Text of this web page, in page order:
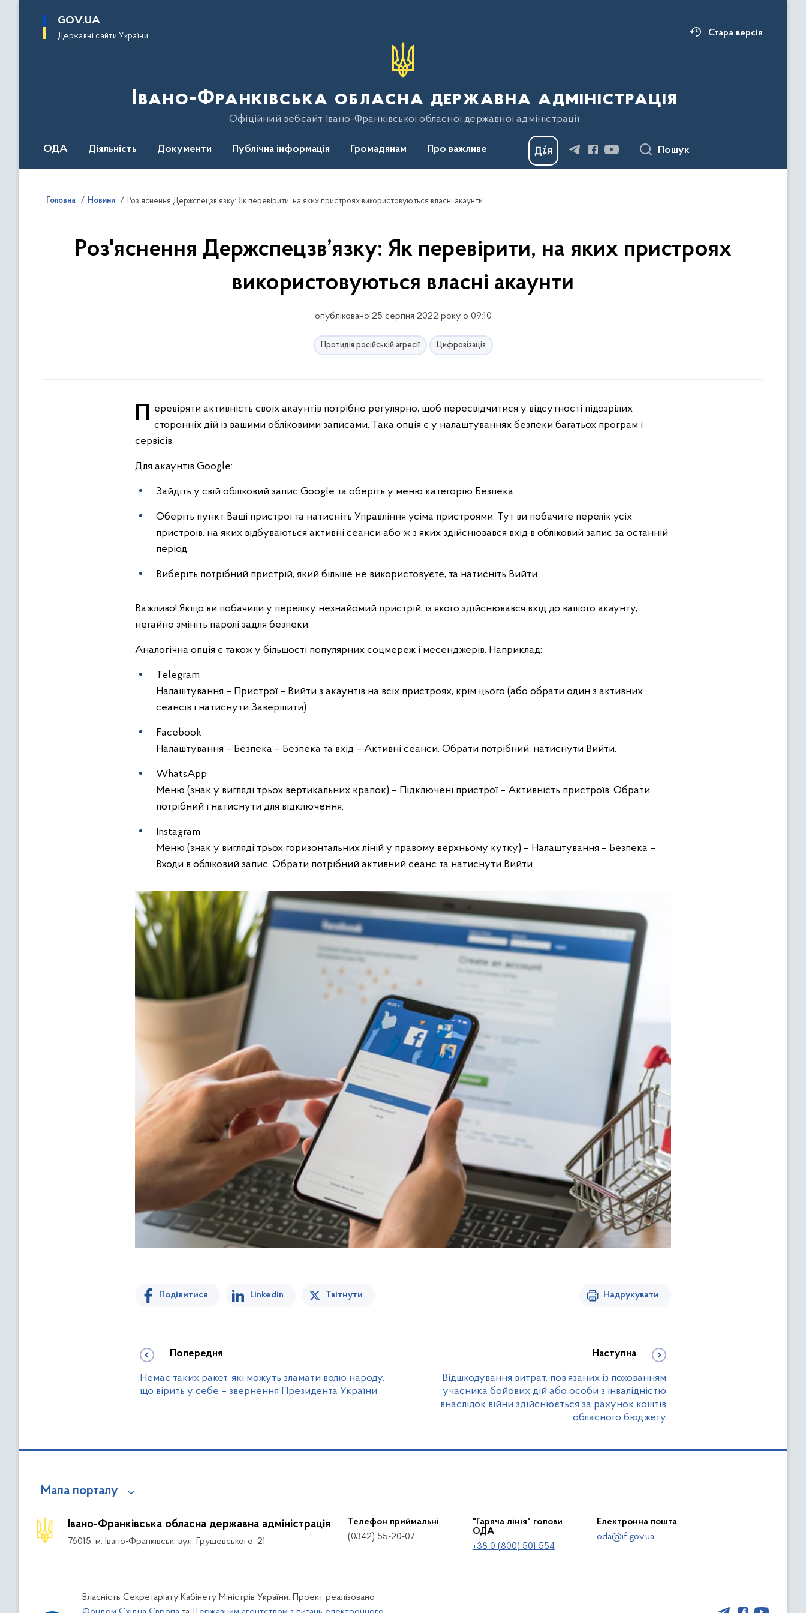
основного
GOV.UA
Державні сайти України Стара версія
Івано-Франківська обласна державна адміністрація
Офіційний вебсайт Івано-Франківської обласної державної адміністрації
ОДА Діяльність Документи Публічна інформація Громадянам Про важливе Пошук
Головна Новини Роз'яснення Держспецзв’язку: Як перевірити, на яких пристроях використовуються власні акаунти
Роз'яснення Держспецзв’язку: Як перевірити, на яких пристроях
використовуються власні акаунти
опубліковано 25 серпня 2022 року о 09:10
Протидія російській агресії Цифровізація
Перевіряти активність своїх акаунтів потрібно регулярно, щоб пересвідчитися у відсутності підозрілих сторонніх дій із вашими обліковими записами. Така опція є у налаштуваннях безпеки багатьох програм і
сервісів.
Для акаунтів Google:
Зайдіть у свій обліковий запис Google та оберіть у меню категорію Безпека.
Оберіть пункт Ваші пристрої та натисніть Управління усіма пристроями. Тут ви побачите перелік усіх
пристроїв, на яких відбуваються активні сеанси або ж з яких здійснювався вхід в обліковий запис за останній
період.
Виберіть потрібний пристрій, який більше не використовуєте, та натисніть Вийти.
Важливо! Якщо ви побачили у переліку незнайомий пристрій, із якого здійснювався вхід до вашого акаунту,
негайно змініть паролі задля безпеки.
Аналогічна опція є також у більшості популярних соцмереж і месенджерів. Наприклад:
Telegram
Налаштування – Пристрої – Вийти з акаунтів на всіх пристроях, крім цього (або обрати один з активних
сеансів і натиснути Завершити).
Facebook
Налаштування – Безпека – Безпека та вхід – Активні сеанси. Обрати потрібний, натиснути Вийти.
WhatsApp
Меню (знак у вигляді трьох вертикальних крапок) – Підключені пристрої – Активність пристроїв. Обрати
потрібний і натиснути для відключення.
Instagram
Меню (знак у вигляді трьох горизонтальних ліній у правому верхньому кутку) – Налаштування – Безпека –
Входи в обліковий запис. Обрати потрібний активний сеанс та натиснути Вийти.
Поділитися Linkedin Твітнути Надрукувати
Попередня
Немає таких ракет, які можуть зламати волю народу,
що вірить у себе – звернення Президента України
Наступна
Відшкодування витрат, пов’язаних із похованням
учасника бойових дій або особи з інвалідністю
внаслідок війни здійснюється за рахунок коштів
обласного бюджету
Мапа порталу
Івано-Франківська обласна державна адміністрація
76015, м. Івано-Франківськ, вул. Грушевського, 21
Телефон приймальні
(0342) 55-20-07
"Гаряча лінія" голови
ОДА
+38 0 (800) 501 554
Електронна пошта
oda@if.gov.ua
Власність Секретаріату Кабінету Міністрів України. Проект реалізовано